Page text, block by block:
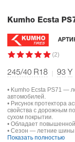
Kumho Ecsta
(2)
245/40 R18 93 Y
• Kumho Ecsta PS71 —
автомобилей.
• Рисунок протектора
свойства с дорожным
сухом покрытии.
• Обладает
• Сезон — летние
Показать полностью